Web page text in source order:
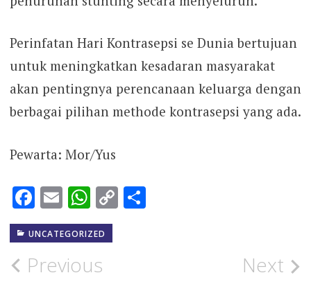
Perinfatan Hari Kontrasepsi se Dunia bertujuan
untuk meningkatkan kesadaran masyarakat
akan pentingnya perencanaan keluarga dengan
berbagai pilihan methode kontrasepsi yang ada.
Pewarta: Mor/Yus
Facebook
EmailWhatsApp
CopyShare
UNCATEGORIZED
Post
Previous Next